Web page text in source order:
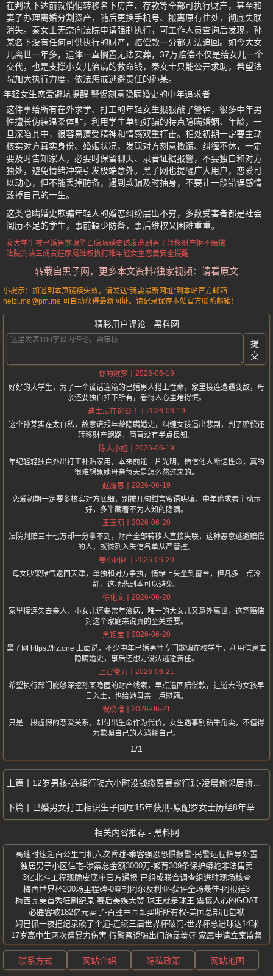
在判决下达前就悄悄转移名下房产、存款等全部可执行财产，甚至和
妻子办理离婚分割资产，随后更换手机号、搬离原有住处，彻底失联
消失。秦女士无奈向法院申请强制执行，可工作人员查询后发现，孙
某名下没有任何可供执行的财产，赔偿款一分都无法追回。如今大女
儿离世一年多，遗体一直搁置无法安葬，37万赔偿不仅是给女儿一个
交代，也是支撑小女儿治病的救命钱，秦女士只能公开求助，希望法
院加大执行力度，依法惩戒逃避责任的孙某。
年轻女生恋爱避坑提醒 警惕刻意隐瞒婚史的中年追求者
这件事给所有在外求学、打工的年轻女生狠狠敲了警钟，很多中年男
性擅长伪装温柔体贴，利用学生单纯好骗的特点隐瞒婚姻、年龄，一
旦深陷其中，很容易遭受精神和情感双重打击。相处初期一定要主动
核实对方真实身份、婚姻状况，发现对方刻意撒谎、纠缠不休，一定
要及时告知家人，必要时保留聊天、录音证据报警，不要独自和对方
独处，避免情绪冲突引发极端意外。黑子网也提醒广大用户，恋爱可
以动心，但不能丢掉防备，遇到欺骗及时抽身，不要让一段错误感情
毁掉自己的一生。
这类隐瞒婚史欺骗年轻人的婚恋纠纷层出不穷，多数受害者都是社会
阅历不足的学生，事前缺少防备，事后维权又困难重重。
女大学生被已婚男欺骗坠亡隐瞒婚史诱发悲剧 男子转移财产拒不赔偿
法院判决三成责任家属维权执行难年轻女生恋爱安全提醒
转载自黑子网，更多本文资料/独家视频：请看原文
小提示：如遇到本页链接失效，请发送“我要最新网址”到本站官方邮箱
heizi.me@pm.me 可自动获得最新网址。请记录保存本站官方联系邮箱！
精彩用户评论 - 黑料网
提
交
你的欲梦
2026-06-19
好好的大学生，为了一个谎话连篇的已婚男人搭上性命，家里接连遭遇变故，母
亲还要独自扛下所有，看得人心里堵得慌。
迪士尼在逃公主
2026-06-19
这个孙某实在太自私，故意谎报年龄隐瞒婚史，纠缠女孩逼出悲剧，判了赔偿还
转移财产跑路，简直没有半点良知。
陈大小姐
2026-06-19
年纪轻轻独自外出打工补贴家用，本来前途一片光明，错信他人断送性命，真的
很难想象她母亲每天是怎么熬过来的。
赵露思
2026-06-19
恋爱初期一定要多核实对方底细，别被几句甜言蜜语哄骗，中年追求者主动示
好，多半藏着不为人知的隐瞒。
王玉萌
2026-06-20
法院判赔三十七万却一分拿不到，财产全部转移人直接失联，这种恶意逃避赔偿
的人，就该列入失信名单从严管控。
姜小团团
2026-06-20
母女吵架赌气返回天津，单独和对方争执，情绪上头坐到窗台，但凡多一点冷
静，这场悲剧本可以避免。
徐化文
2026-06-20
家里接连失去亲人，小女儿还要常年治病，唯一的大女儿又意外离世，这笔赔偿
对这个家庭来说真的至关重要。
黑饱宝
2026-06-20
黑子网 https://hz.one 上面说，不少中年已婚男性专门欺骗在校学生，利用信息差
隐瞒婚史，事后还想方设法逃避责任。
上官带刀
2026-06-21
希望执行部门能够深挖孙某隐匿的财产线索，早点追回赔偿款，让逝去的女孩早
日入土，也给她母亲一点慰藉。
祝晓晗
2026-06-21
只是一段虚假的恋爱关系，却付出生命作为代价，女生遇事别钻牛角尖，不值得
为欺骗自己的人消耗自己。
1/1
12岁男孩-连续行驶六小时没钱缴费暴露行踪-凌晨偷邻居轿车闯高速
已婚男女打工相识生子同居15年获刑-原配罗女士历经8年举报维权
相关内容推荐 - 黑料网
高速时速超百公里司机六次昏睡-乘客强忍恐惧报警-民警远程指导处置
独居男子小区住宅-涉案总金额3000万-繁育309条保护蟒蛇非法售卖
3亿北斗工程现脆皮底座官方通报-已组成联合调查组进驻现场核查
梅西世界杯200场里程碑-0零封阿尔及利亚-获评全场最佳-阿根廷3
梅西完美首秀狂刷纪录-赛后美媒大赞-球王就是球王-震慑人心的GOAT
必胜客被182亿元卖了-百胜中国却买断所有权-美国总部甩包袱
姆巴佩一夜把纪录破了个遍-连续三届世界杯破门-世界杯总进球达14球
17岁高中生两次遭暴力伤害-假警察诱骗出门施暴羞辱-家属申请立案监督
联系方式 网站介绍 隐私政策 网站地图